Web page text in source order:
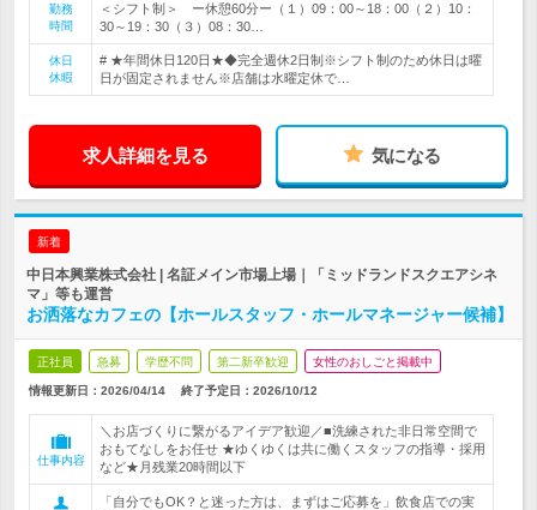
勤務
時間
＜シフト制＞ ー休憩60分ー（１）09：00～18：00（２）10：
30～19：30（３）08：30…
休日
休暇
# ★年間休日120日★◆完全週休2日制※シフト制のため休日は曜
日が固定されません※店舗は水曜定休で…
求人詳細を見る 気になる
新着
中日本興業株式会社 | 名証メイン市場上場｜「ミッドランドスクエアシネ
マ」等も運営
お洒落なカフェの【ホールスタッフ・ホールマネージャー候補】
正社員 急募 学歴不問 第二新卒歓迎 女性のおしごと掲載中
情報更新日：2026/04/14 終了予定日： 2026/10/12
仕事内容
＼お店づくりに繋がるアイデア歓迎／■洗練された非日常空間で
おもてなしをお任せ ★ゆくゆくは共に働くスタッフの指導・採用
など★月残業20時間以下
「自分でもOK？と迷った方は、まずはご応募を」飲食店での実